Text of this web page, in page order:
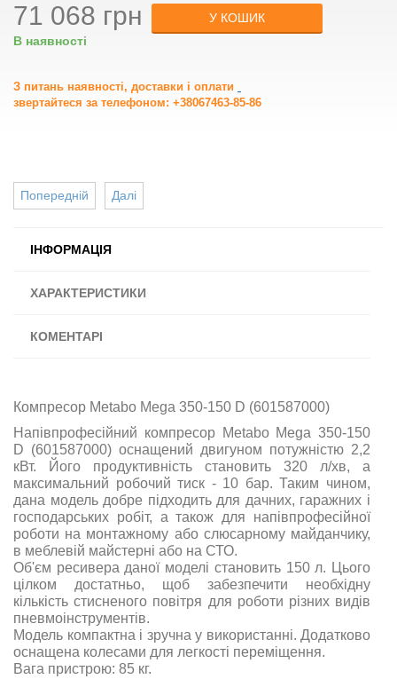
71 068 грн
В наявності
У КОШИК
З питань наявності, доставки і оплати
звертайтеся за телефоном: +38067463-85-86
Далі
Попередній
ІНФОРМАЦІЯ
ХАРАКТЕРИСТИКИ
КОМЕНТАРІ
Компресор Metabo Mega 350-150 D (601587000)
Напівпрофесійний компресор Metabo Mega 350-150
D (601587000) оснащений двигуном потужністю 2,2
кВт. Його продуктивність становить 320 л/хв, а
максимальний робочий тиск - 10 бар. Таким чином,
дана модель добре підходить для дачних, гаражних і
господарських робіт, а також для напівпрофесійної
роботи на монтажному або слюсарному майданчику,
в меблевій майстерні або на СТО.
Об'єм ресивера даної моделі становить 150 л. Цього
цілком достатньо, щоб забезпечити необхідну
кількість стисненого повітря для роботи різних видів
пневмоінструментів.
Модель компактна і зручна у використанні. Додатково
оснащена колесами для легкості переміщення.
Вага пристрою: 85 кг.